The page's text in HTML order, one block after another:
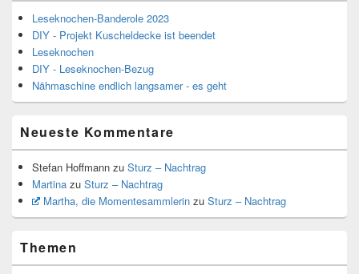
Leseknochen-Banderole 2023
DIY - Projekt Kuscheldecke ist beendet
Leseknochen
DIY - Leseknochen-Bezug
Nähmaschine endlich langsamer - es geht
Neueste Kommentare
Stefan Hoffmann zu Sturz – Nachtrag
Martina zu Sturz – Nachtrag
Martha, die Momentesammlerinzu Sturz – Nachtrag
Themen